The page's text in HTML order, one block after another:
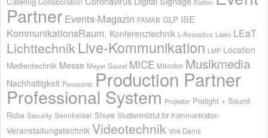
Elation
Partner Events-Magazin FAMAB GLP ISE
KommunikationsRaum. Konferenztechnik L-Acoustics Lawo LEaT
Lichttechnik Live-Kommunikation LMP Location
Medientechnik Messe Meyer Sound MICE Mikrofon Musikmedia
Nachhaltigkeit Panasonic Production Partner
Professional System Projektor Prolight + Sound
Robe Security Sennheiser Shure Studieninstitut für Kommunikation
Veranstaltungstechnik Videotechnik Vok Dams